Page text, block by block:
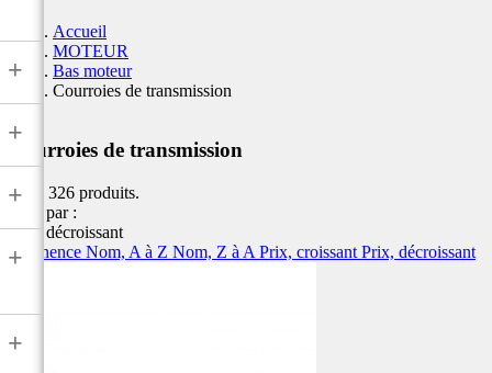
+
+
+
+
+
Accueil
MOTEUR
Bas moteur
Courroies de transmission
Courroies de transmission
Il y a 326 produits.
Trier par :
Prix, décroissant
Pertinence Nom, A à Z Nom, Z à A Prix, croissant Prix, décroissant